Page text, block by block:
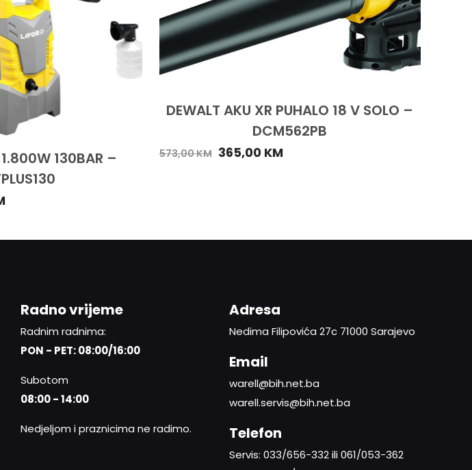
1.800W 130BAR –
DEWALT AKU XR PUHALO 18 V SOLO –
DCM562PB
573,00KM 365,00 KM
Radno vrijeme
Radnim radnima:
PON - PET: 08:00/16:00
Subotom
08:00 - 14:00
Nedjeljom i praznicima ne radimo.
Adresa
Nedima Filipovića 27c 71000 Sarajevo
Email
warell@bih.net.ba
warell.servis@bih.net.ba
Telefon
Servis: 033/656-332 ili 061/053-362